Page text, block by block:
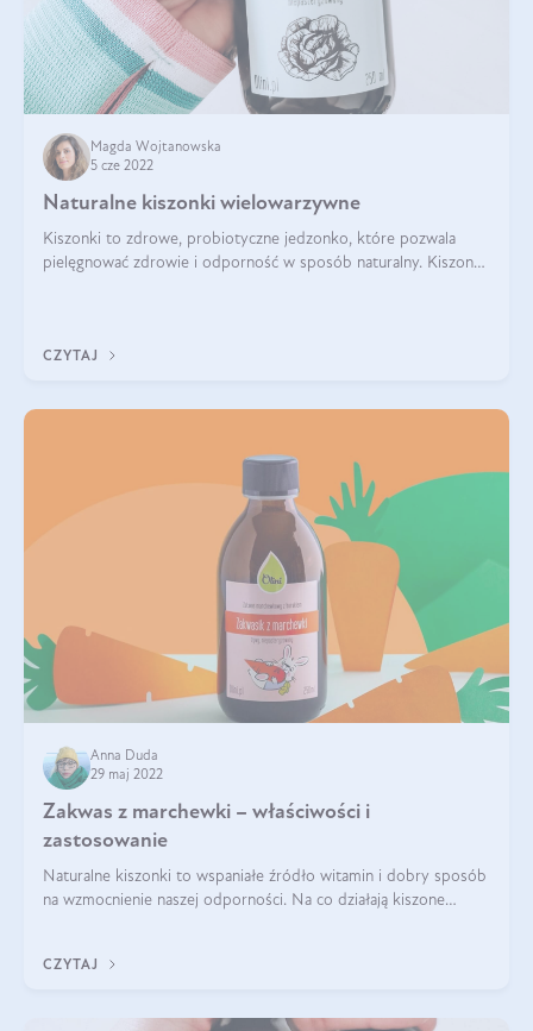
Magda Wojtanowska
5 cze 2022
Naturalne kiszonki wielowarzywne
Kiszonki to zdrowe, probiotyczne jedzonko, które pozwala
pielęgnować zdrowie i odporność w sposób naturalny. Kiszonki
CZYTAJ
Anna Duda
29 maj 2022
Zakwas z marchewki – właściwości i
zastosowanie
Naturalne kiszonki to wspaniałe źródło witamin i dobry sposób
na wzmocnienie naszej odporności. Na co działają kiszone
CZYTAJ